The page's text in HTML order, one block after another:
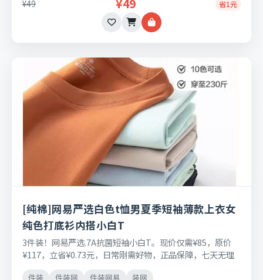
¥49 ¥49 省1元
[纯棉]网易严选白色t恤男夏季短袖薄款上衣女
纯色打底衫内搭小白T
3件装！网易严选.7A抗菌短袖小白T。现价仅需¥85，原价
¥117，立省¥0.73元，日常刚需好物，正品保障，七天无理
件装 件装网 件装网易 装网